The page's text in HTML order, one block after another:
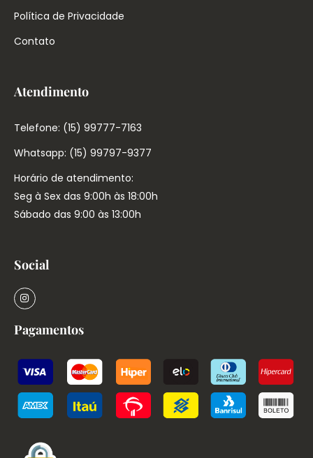
Política de Privacidade
Contato
Atendimento
Telefone: (15) 99777-7163
Whatsapp: (15) 99797-9377
Horário de atendimento:
Seg à Sex das 9:00h às 18:00h
Sábado das 9:00 às 13:00h
Social
Pagamentos